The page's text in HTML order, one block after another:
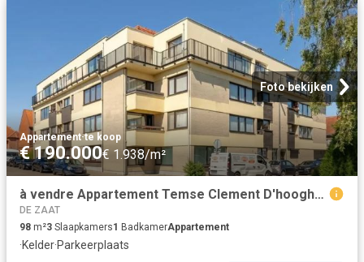
Foto bekijken
Appartement·te koop
€ 190.000€ 1.938/m²
à vendre Appartement Temse Clement D'hooghelaan
DE ZAAT
98 m²3 Slaapkamers1 BadkamerAppartement
·Kelder·Parkeerplaats